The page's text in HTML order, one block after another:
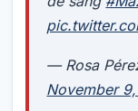
— Rosa
November